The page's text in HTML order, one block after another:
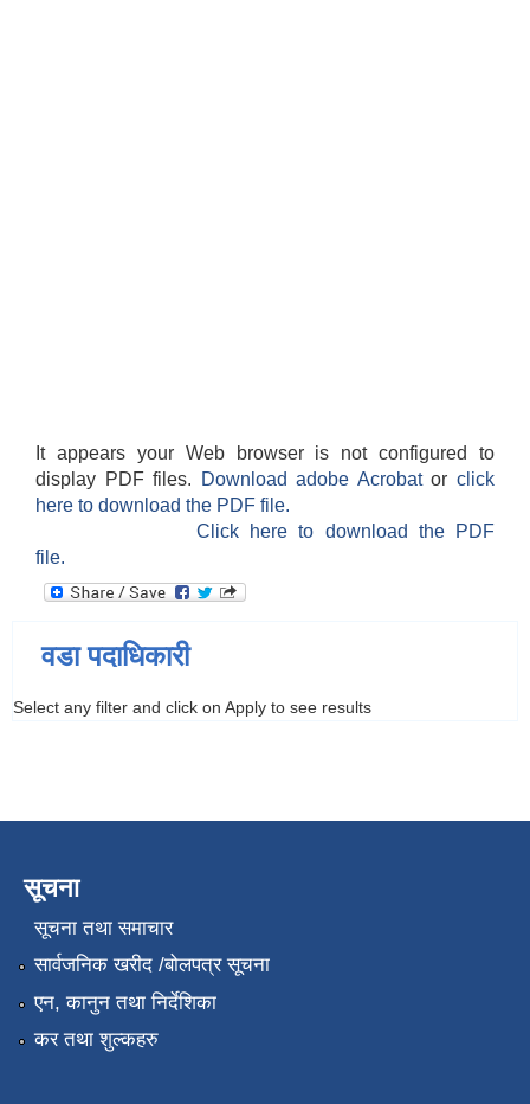
It appears your Web browser is not configured to
display PDF files.
Download adobe Acrobatorclick
here to download the PDF file.
Click here to download the PDF
file.
वडा पदाधिकारी
Select any filter and click on Apply to see results
सूचना
सूचना तथा समाचार
सार्वजनिक खरीद /बोलपत्र सूचना
एन, कानुन तथा निर्देशिका
कर तथा शुल्कहरु